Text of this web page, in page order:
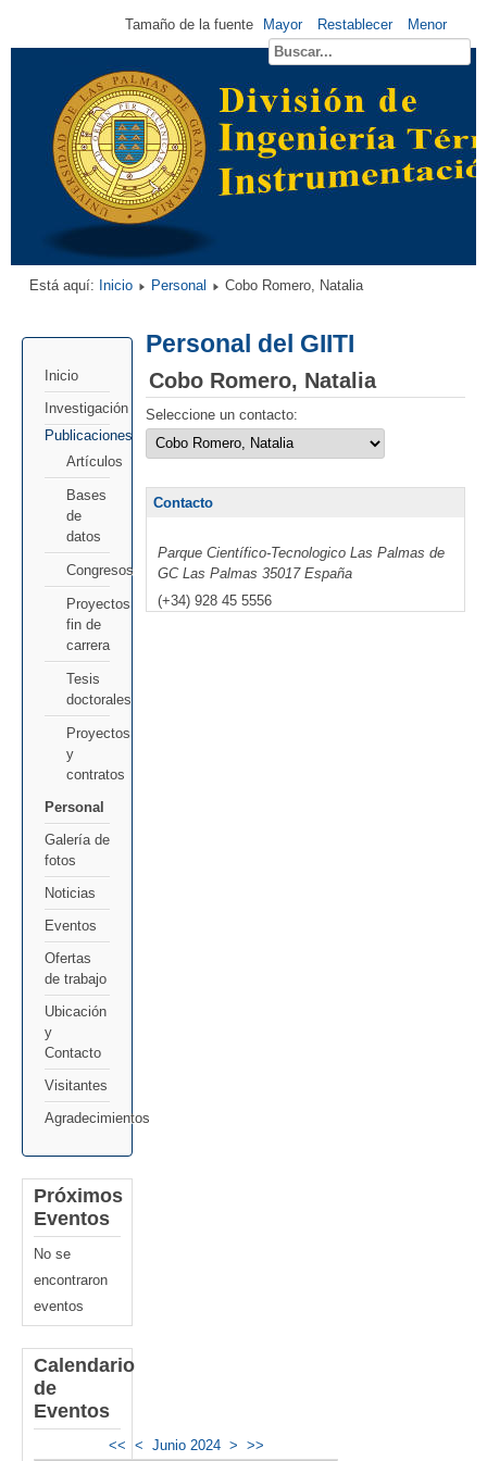
Tamaño de la fuente Mayor Restablecer Menor
Está aquí: Inicio Personal Cobo Romero, Natalia
Inicio
Investigación
Publicaciones
Artículos
Bases
de
datos
Congresos
Proyectos
fin de
carrera
Tesis
doctorales
Proyectos
y
contratos
Personal
Galería de
fotos
Noticias
Eventos
Ofertas
de trabajo
Ubicación
y
Contacto
Visitantes
Agradecimientos
Próximos
Eventos
No se
encontraron
eventos
Calendario
de
Eventos
<< < Junio 2024 > >>
Personal del GIITI
Cobo Romero, Natalia
Seleccione un contacto:
Contacto
Parque Científico-TecnologicoLas Palmas de
GCLas Palmas35017España
(+34) 928 45 5556